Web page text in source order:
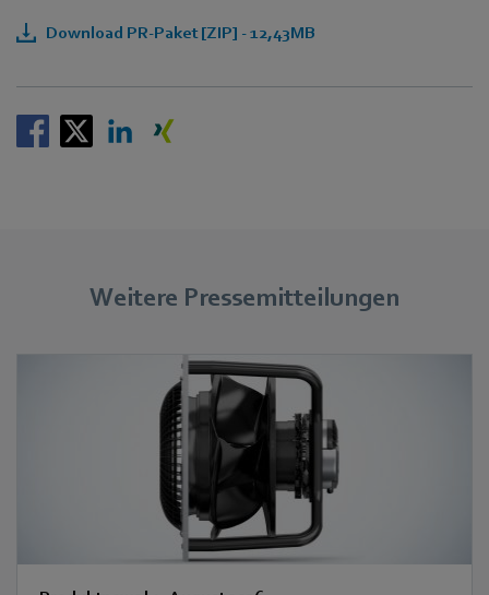
Download PR-Paket [ZIP] - 12,43MB
Weitere Pressemitteilungen